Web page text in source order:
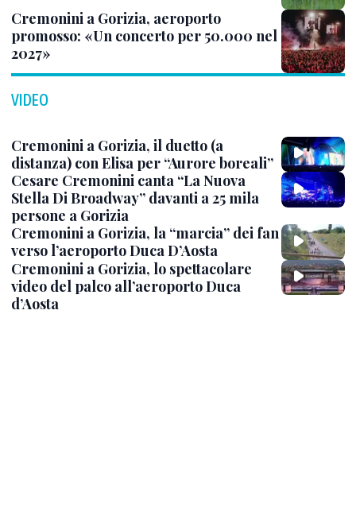
Cremonini a Gorizia, aeroporto
promosso: «Un concerto per 50.000 nel
2027»
VIDEO
Cremonini a Gorizia, il duetto (a
distanza) con Elisa per “Aurore boreali”
Cesare Cremonini canta “La Nuova
Stella Di Broadway” davanti a 25 mila
persone a Gorizia
Cremonini a Gorizia, la “marcia” dei fan
verso l’aeroporto Duca D’Aosta
Cremonini a Gorizia, lo spettacolare
video del palco all’aeroporto Duca
d’Aosta